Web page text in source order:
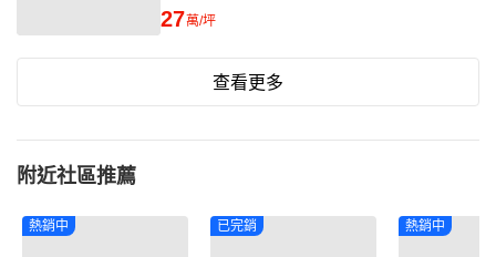
27萬/坪
查看更多
附近社區推薦
熱銷中 已完銷 熱銷中